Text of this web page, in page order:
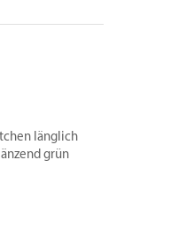
länglich
grün